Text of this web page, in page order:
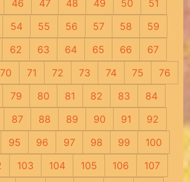
46 47 48 49 50
51
54 55 56 57 58
59
62 63 64 65 66
67
70 71 72 73 74 75
76
79 80 81 82 83
84
87 88 89 90 91
92
95 96 97 98 99
100
103 104 105 106
107